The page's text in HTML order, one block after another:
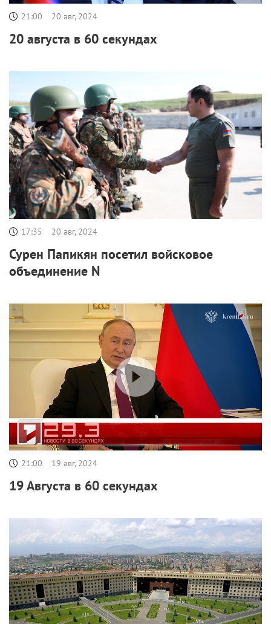
21:00 20 авг, 2024
20 августа в 60 секундах
17:35 20 авг, 2024
Сурен Папикян посетил войсковое
объединение N
21:00 19 авг, 2024
19 Августа в 60 секундах